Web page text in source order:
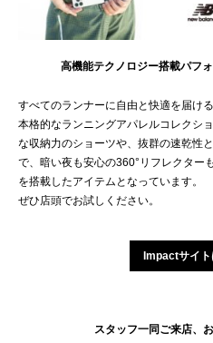
高機能テクノロジー搭載パフ
すべてのランナーに自由と快適を届け
本格的なランニングアパレルコレクシ
な収納力のショーツや、抜群の速乾性
で、暗い夜も安心の360°リフレクター
を搭載したアイテムとなっています。
ぜひ店頭でお試しください。
Impactサイ
スタッフ一同ご来店、